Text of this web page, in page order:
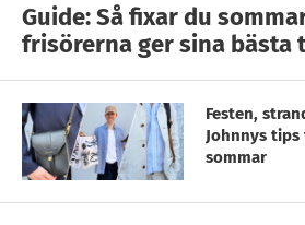
Guide: Så fixar du
frisörerna ger sina bästa
Festen,
Johnnys tips
sommar